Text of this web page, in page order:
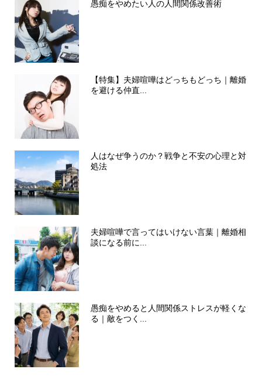
愚痴をやめたい人の人間関係改善術
【特集】夫婦喧嘩はどっちもどっち｜離婚
を避ける仲直...
人はなぜ争うのか？戦争と不安の心理と対
処法
夫婦喧嘩で言ってはいけない言葉｜離婚相
談になる前に...
愚痴をやめると人間関係ストレスが軽くな
る｜敵をつく...